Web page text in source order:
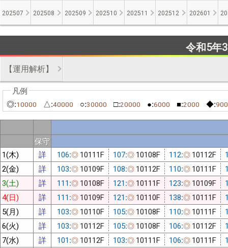
202507 202508 202509 202510 202511 202512 202601
令和5年
【運用解析】
◎:10000 △:40000 ○:30000 □:20000 ●:6000 ■:2000 ◆:
保守
1(木)
詳 106:◎ 10111F 107:◎ 10108F 112:◎ 10112F
2(金)
詳 103:◎ 10109F 108:◎ 10112F 110:◎ 10111F
3(土)
詳 111:◎ 10108F 121:◎ 10111F 123:◎ 10109F
4(日)
詳 111:◎ 10109F 121:◎ 10110F 138:◎ 10111F
5(月)
詳 103:◎ 10110F 105:◎ 10108F 110:◎ 10111F
6(火)
詳 103:◎ 10112F 105:◎ 10108F 106:◎ 10112F
7(水)
詳 101:◎ 10112F 103:◎ 10111F 106:◎ 10111F